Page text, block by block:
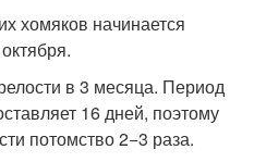
хомяков начинается
в 3 месяца. Период
16 дней, поэтому
потомство 2−3 раза.